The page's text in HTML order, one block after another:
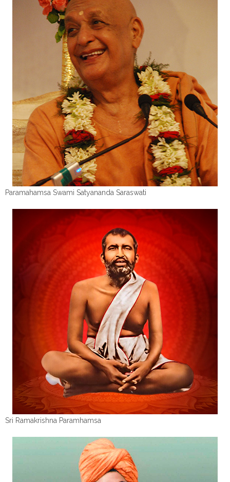
Paramahamsa Swami Satyananda Saraswati
Sri Ramakrishna Paramhamsa